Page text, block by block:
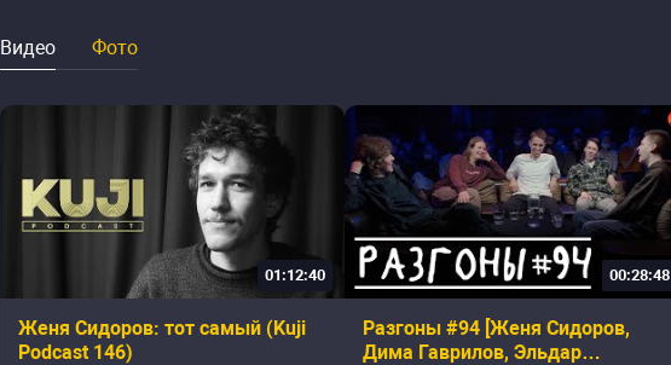
Видео Фото
01:12:40
Женя Сидоров: тот самый (Kuji
Podcast 146)
00:28:48
Разгоны #94 [Женя Сидоров,
Дима Гаврилов, Эльдар